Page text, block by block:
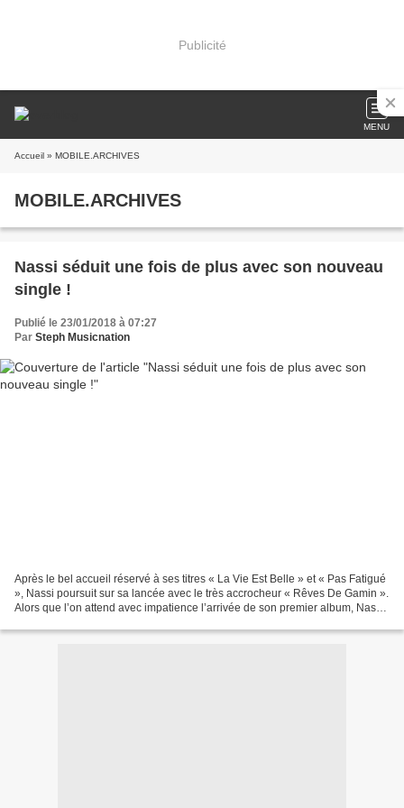
Publicité
MENU
Accueil » MOBILE.ARCHIVES
MOBILE.ARCHIVES
Nassi séduit une fois de plus avec son nouveau
single !
Publié le 23/01/2018 à 07:27
Par Steph Musicnation
Après le bel accueil réservé à ses titres « La Vie Est Belle » et « Pas Fatigué
», Nassi poursuit sur sa lancée avec le très accrocheur « Rêves De Gamin ».
Alors que l’on attend avec impatience l’arrivée de son premier album, Nassi